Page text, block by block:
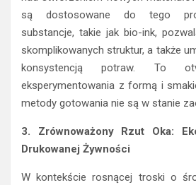
są dostosowane do tego
substancje, takie jak bio-ink,
skomplikowanych struktur, a także
konsystencją potraw. To
eksperymentowania z formą i
metody gotowania nie są w stanie
3. Zrównoważony Rzut Oka:
Drukowanej Żywności
W kontekście rosnącej troski o